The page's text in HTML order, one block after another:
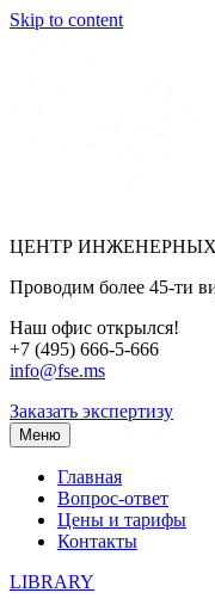
Skip to content
ЦЕНТР
Проводим более 45-ти
Наш офис открылся!
+7 (495) 666-5-666
info@fse.ms
Заказать экспертизу
Меню
Главная
Вопрос-ответ
Цены и тарифы
Контакты
LIBRARY